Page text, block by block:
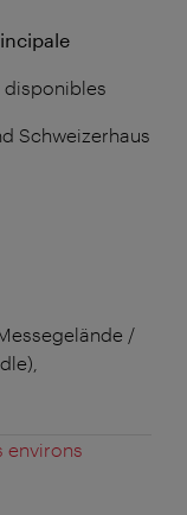
disponibles
Schweizerhaus
/
environs